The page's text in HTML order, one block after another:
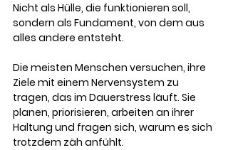
Nicht als Hülle, die funktionieren soll,
sondern als Fundament, von dem aus
alles andere entsteht.
Die meisten Menschen versuchen, ihre
Ziele mit einem Nervensystem zu
tragen, das im Dauerstress läuft. Sie
planen, priorisieren, arbeiten an ihrer
Haltung und fragen sich, warum es sich
trotzdem zäh anfühlt.